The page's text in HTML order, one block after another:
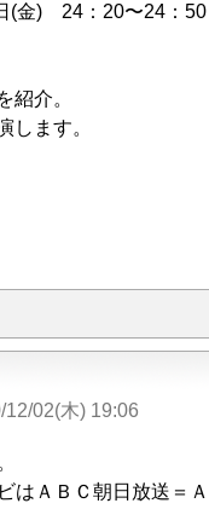
金) 24：20〜24：50
介。
ます。
12/02(木) 19:06
はＡＢＣ朝日放送＝